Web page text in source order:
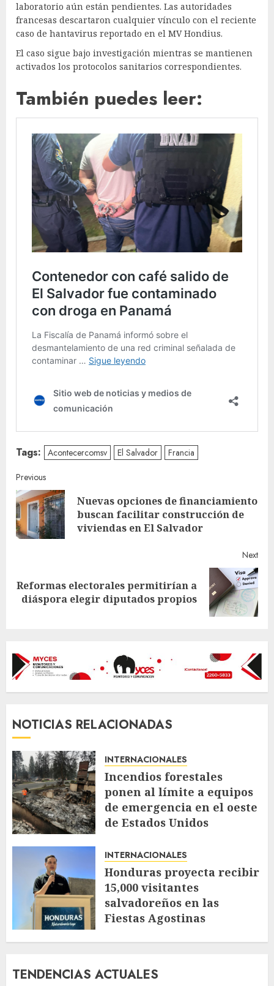
laboratorio aún están pendientes. Las autoridades
francesas descartaron cualquier vínculo con el reciente
caso de hantavirus reportado en el MV Hondius.
El caso sigue bajo investigación mientras se mantienen
activados los protocolos sanitarios correspondientes.
También puedes leer:
Tags: Acontecercomsv El Salvador Francia
Continue
Reading
Previous
Nuevas opciones de financiamiento
buscan facilitar construcción de
viviendas en El Salvador
Next
Next
post:
Reformas electorales permitirían a
diáspora elegir diputados propios
NOTICIAS RELACIONADAS
INTERNACIONALES
Incendios forestales
ponen al límite a equipos
de emergencia en el oeste
de Estados Unidos
INTERNACIONALES
Honduras proyecta recibir
15,000 visitantes
salvadoreños en las
Fiestas Agostinas
TENDENCIAS ACTUALES